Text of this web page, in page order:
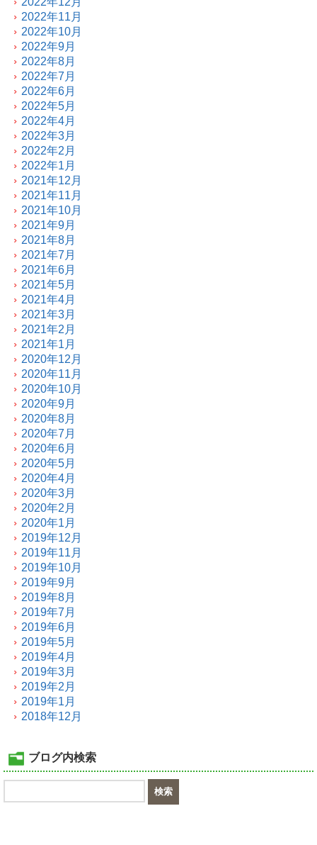
2022年11月
2022年10月
2022年9月
2022年8月
2022年7月
2022年6月
2022年5月
2022年4月
2022年3月
2022年2月
2022年1月
2021年12月
2021年11月
2021年10月
2021年9月
2021年8月
2021年7月
2021年6月
2021年5月
2021年4月
2021年3月
2021年2月
2021年1月
2020年12月
2020年11月
2020年10月
2020年9月
2020年8月
2020年7月
2020年6月
2020年5月
2020年4月
2020年3月
2020年2月
2020年1月
2019年12月
2019年11月
2019年10月
2019年9月
2019年8月
2019年7月
2019年6月
2019年5月
2019年4月
2019年3月
2019年2月
2019年1月
2018年12月
ブログ内検索